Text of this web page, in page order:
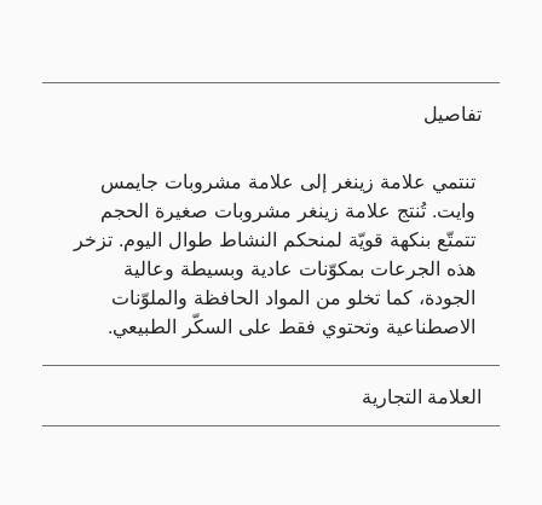
تفاصيل
تنتمي علامة زينغر إلى علامة مشروبات جايمس
وايت. تُنتج علامة زينغر مشروبات صغيرة الحجم
تتمتّع بنكهة قويّة لمنحكم النشاط طوال اليوم. تزخر
هذه الجرعات بمكوّنات عادية وبسيطة وعالية
الجودة، كما تخلو من المواد الحافظة والملوّنات
الاصطناعية وتحتوي فقط على السكّر الطبيعي.
العلامة التجارية